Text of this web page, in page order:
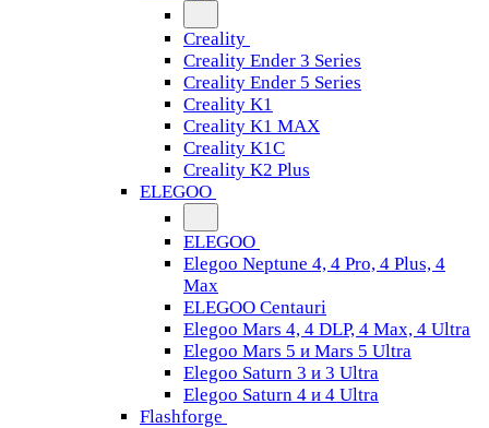
Creality
Creality Ender 3 Series
Creality Ender 5 Series
Creality K1
Creality K1 MAX
Creality K1C
Creality K2 Plus
ELEGOO
ELEGOO
Elegoo Neptune 4, 4 Pro, 4 Plus, 4
Max
ELEGOO Centauri
Elegoo Mars 4, 4 DLP, 4 Max, 4 Ultra
Elegoo Mars 5 и Mars 5 Ultra
Elegoo Saturn 3 и 3 Ultra
Elegoo Saturn 4 и 4 Ultra
Flashforge